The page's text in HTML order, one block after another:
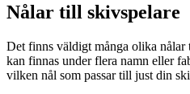
Nålar till skivspelare
Det finns väldigt många olika nålar
kan finnas under flera namn eller
vilken nål som passar till just din